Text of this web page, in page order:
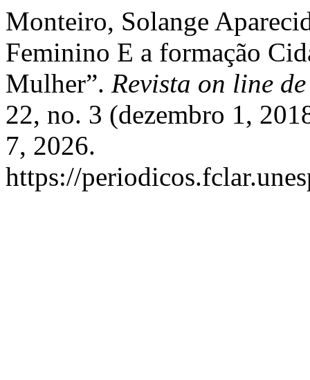
Monteiro, Solange
Feminino E a formação
Mulher”. Revista on line
22, no. 3 (dezembro 1,
7, 2026.
https://